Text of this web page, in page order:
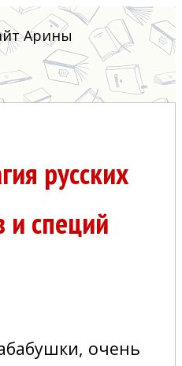
русских
и специй
очень